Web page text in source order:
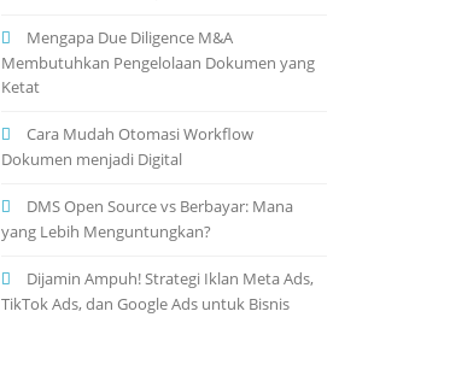
Mengapa Due Diligence M&A
Membutuhkan Pengelolaan Dokumen yang
Ketat
Cara Mudah Otomasi Workflow
Dokumen menjadi Digital
DMS Open Source vs Berbayar: Mana
yang Lebih Menguntungkan?
Dijamin Ampuh! Strategi Iklan Meta Ads,
TikTok Ads, dan Google Ads untuk Bisnis